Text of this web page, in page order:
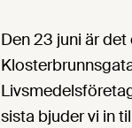
Den 23 juni är
sista bjuder vi in